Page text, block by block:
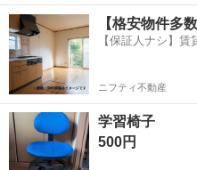
ダホームサービス本社 ②掛川市大
井市堀越:アパマントダックス袋井
（別途送料要）...
静岡 掛川市 桜木駅 椅子
【格安物件多
【保証人ナシ】賃
ニフティ不動産
学習椅子
500円